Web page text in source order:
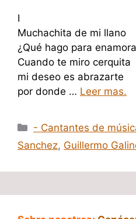
I
Muchachita de mi llano
¿Qué hago para
Cuando te miro cerquita
mi deseo es abrazarte
por donde … Leer mas.
Categorías
- Cantantes de
Sanchez, Guillermo